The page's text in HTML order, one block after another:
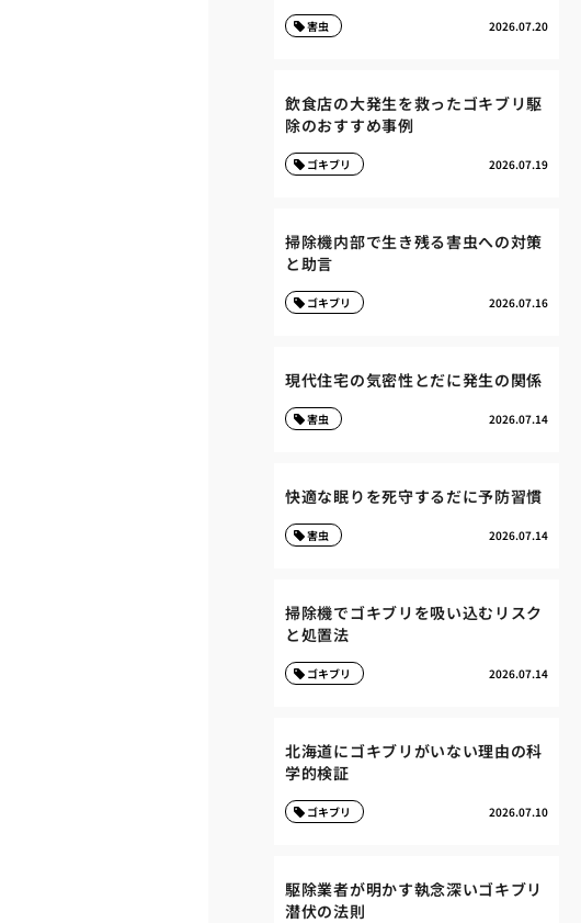
2026.07.20
害虫
飲食店の大発生を救ったゴキブリ駆
除のおすすめ事例
2026.07.19
ゴキブリ
掃除機内部で生き残る害虫への対策
と助言
2026.07.16
ゴキブリ
現代住宅の気密性とだに発生の関係
2026.07.14
害虫
快適な眠りを死守するだに予防習慣
2026.07.14
害虫
掃除機でゴキブリを吸い込むリスク
と処置法
2026.07.14
ゴキブリ
北海道にゴキブリがいない理由の科
学的検証
2026.07.10
ゴキブリ
駆除業者が明かす執念深いゴキブリ
潜伏の法則